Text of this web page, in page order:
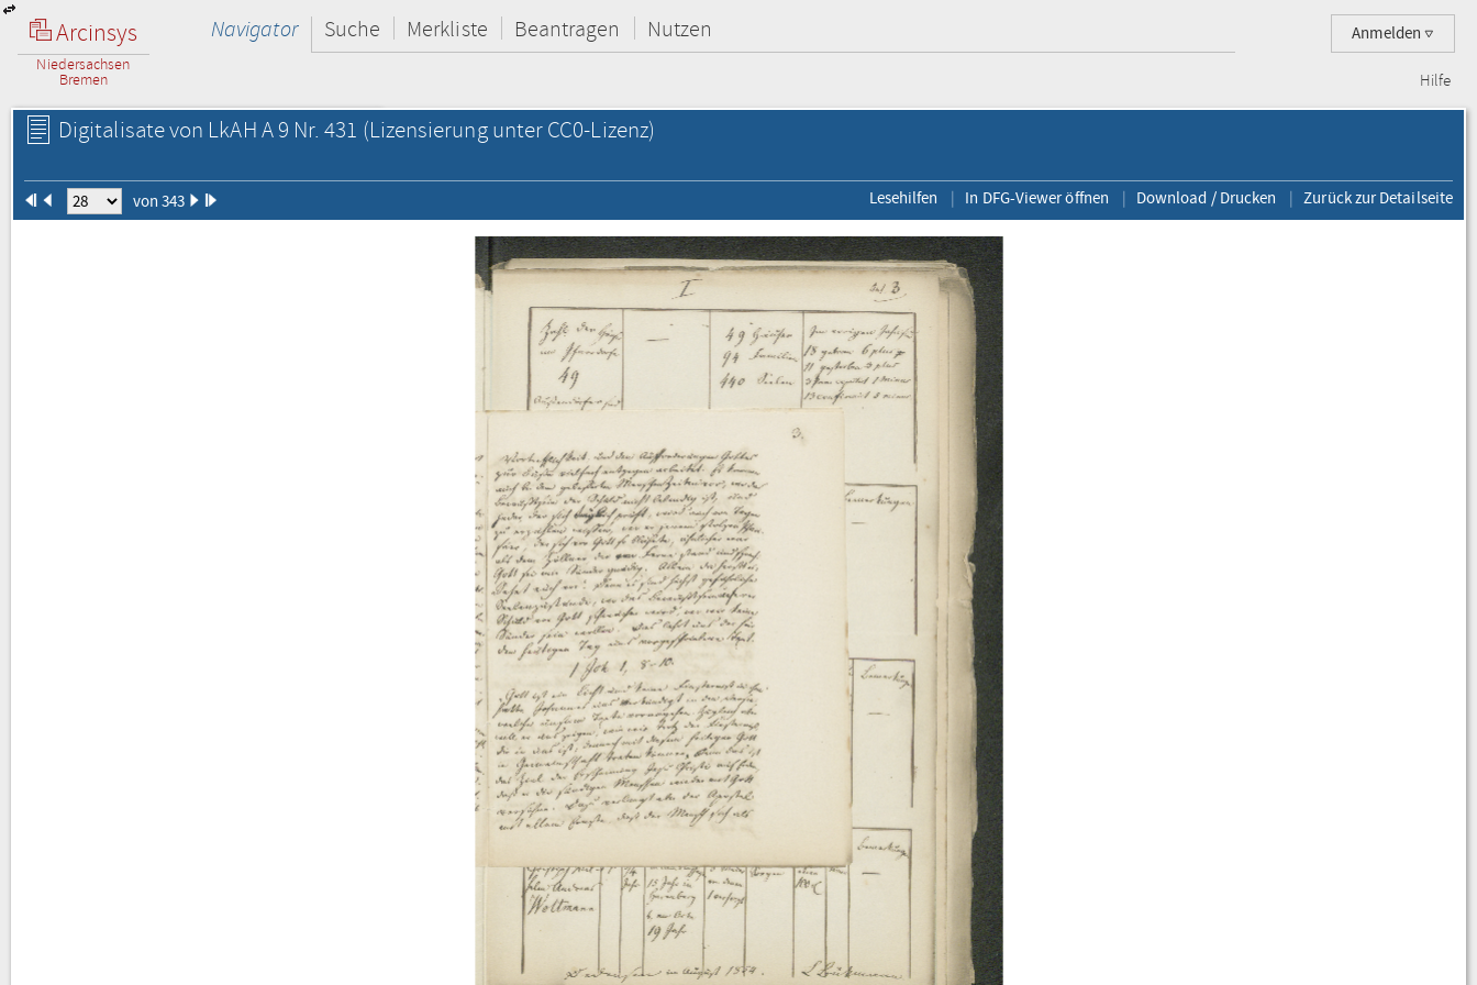
Arcinsys
Niedersachsen
Bremen
Anmelden
Navigator Suche Merkliste Beantragen Nutzen
Hilfe
Digitalisate von LkAH A 9 Nr. 431 (Lizensierung unter CC0-Lizenz)
von 343 Lesehilfen In DFG-Viewer öffnen Download / Drucken Zurück zur Detailseite